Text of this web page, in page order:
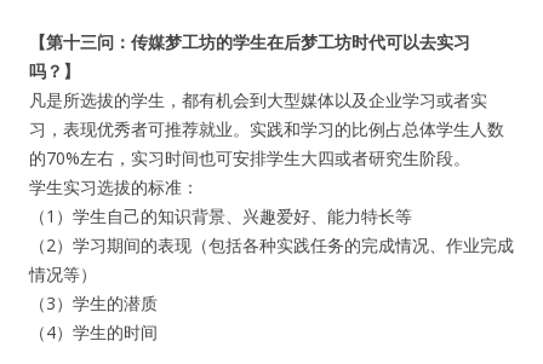
【第十三问：传媒梦工坊的学生在后梦工坊时代可以去实习
吗？】
凡是所选拔的学生，都有机会到大型媒体以及企业学习或者实
习，表现优秀者可推荐就业。实践和学习的比例占总体学生人数
的70%左右，实习时间也可安排学生大四或者研究生阶段。
学生实习选拔的标准：
（1）学生自己的知识背景、兴趣爱好、能力特长等
（2）学习期间的表现（包括各种实践任务的完成情况、作业完成
情况等）
（3）学生的潜质
（4）学生的时间